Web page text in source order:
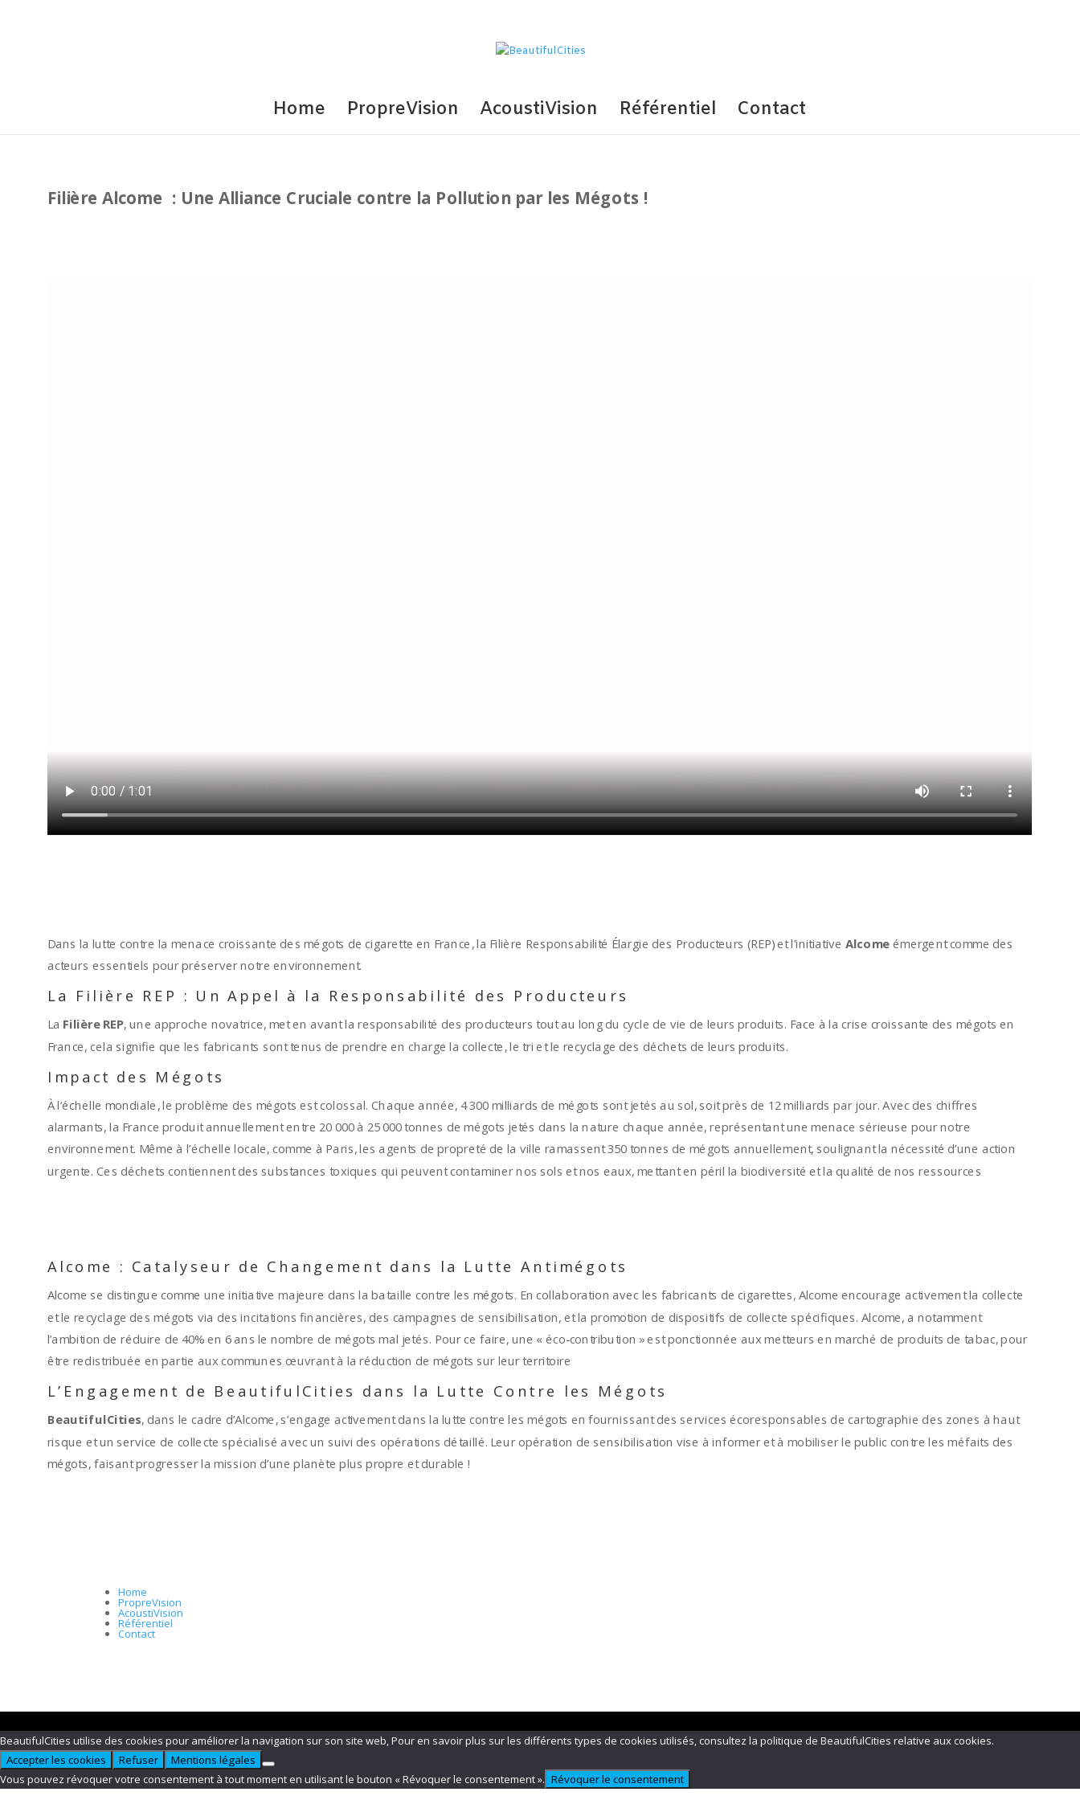
Home PropreVision AcoustiVision Référentiel Contact
Filière Alcome : Une Alliance Cruciale contre la Pollution par les Mégots !
Dans la lutte contre la menace croissante des mégots de cigarette en France, la Filière Responsabilité Élargie des Producteurs (REP) et l’initiative Alcome émergent comme des
acteurs essentiels pour préserver notre environnement.
La Filière REP : Un Appel à la Responsabilité des Producteurs
La Filière REP, une approche novatrice, met en avant la responsabilité des producteurs tout au long du cycle de vie de leurs produits. Face à la crise croissante des mégots en
France, cela signifie que les fabricants sont tenus de prendre en charge la collecte, le tri et le recyclage des déchets de leurs produits.
Impact des Mégots
À l’échelle mondiale, le problème des mégots est colossal. Chaque année, 4 300 milliards de mégots sont jetés au sol, soit près de 12 milliards par jour. Avec des chiffres
alarmants, la France produit annuellement entre 20 000 à 25 000 tonnes de mégots jetés dans la nature chaque année, représentant une menace sérieuse pour notre
environnement. Même à l’échelle locale, comme à Paris, les agents de propreté de la ville ramassent 350 tonnes de mégots annuellement, soulignant la nécessité d’une action
urgente. Ces déchets contiennent des substances toxiques qui peuvent contaminer nos sols et nos eaux, mettant en péril la biodiversité et la qualité de nos ressources
Alcome : Catalyseur de Changement dans la Lutte Antimégots
Alcome se distingue comme une initiative majeure dans la bataille contre les mégots. En collaboration avec les fabricants de cigarettes, Alcome encourage activement la collecte
et le recyclage des mégots via des incitations financières, des campagnes de sensibilisation, et la promotion de dispositifs de collecte spécifiques. Alcome, a notamment
l’ambition de réduire de 40% en 6 ans le nombre de mégots mal jetés. Pour ce faire, une « éco-contribution » est ponctionnée aux metteurs en marché de produits de tabac, pour
être redistribuée en partie aux communes œuvrant à la réduction de mégots sur leur territoire
L’Engagement de BeautifulCities dans la Lutte Contre les Mégots
BeautifulCities, dans le cadre d’Alcome, s’engage activement dans la lutte contre les mégots en fournissant des services écoresponsables de cartographie des zones à haut
risque et un service de collecte spécialisé avec un suivi des opérations détaillé. Leur opération de sensibilisation vise à informer et à mobiliser le public contre les méfaits des
mégots, faisant progresser la mission d’une planète plus propre et durable !
Home
PropreVision
AcoustiVision
Référentiel
Contact
BeautifulCities utilise des cookies pour améliorer la navigation sur son site web, Pour en savoir plus sur les différents types de cookies utilisés, consultez la politique de BeautifulCities relative aux cookies.
Accepter les cookies
Refuser
Mentions légales
Vous pouvez révoquer votre consentement à tout moment en utilisant le bouton « Révoquer le consentement ». Révoquer le consentement